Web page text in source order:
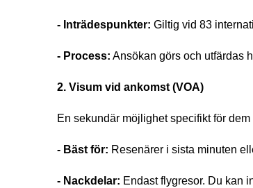
- Inträdespunkter: Giltig vid 83
- Process: Ansökan görs och utfärdas
2. Visum vid ankomst (VOA)
En sekundär möjlighet specifikt för
- Bäst för: Resenärer i sista minuten
- Nackdelar: Endast flygresor. Du kan